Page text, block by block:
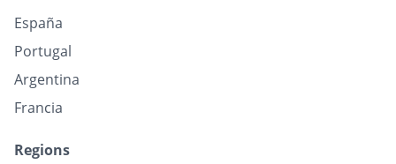
España
Portugal
Argentina
Francia
Regions